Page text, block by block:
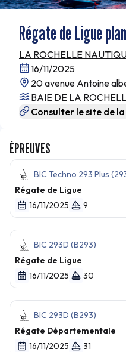
Régate de Ligue
LA ROCHELLE
16/11/2025
20 avenue Antoine
BAIE DE LA
Consulter le site de
ÉPREUVES
BIC Techno 293 Plus
Régate de Ligue
16/11/2025
9
BIC 293D (B293)
Régate de Ligue
16/11/2025
30
BIC 293D (B293)
Régate Départementale
16/11/2025
31